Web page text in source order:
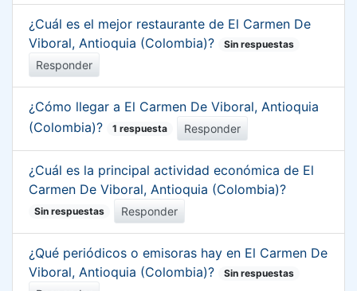
¿Cuál es el mejor restaurante de El Carmen De
Viboral, Antioquia (Colombia)?
Sin respuestas
Responder
¿Cómo llegar a El Carmen De Viboral, Antioquia
(Colombia)?
1 respuesta Responder
¿Cuál es la principal actividad económica de El
Carmen De Viboral, Antioquia (Colombia)?
Sin respuestas Responder
¿Qué periódicos o emisoras hay en El Carmen De
Viboral, Antioquia (Colombia)?
Sin respuestas